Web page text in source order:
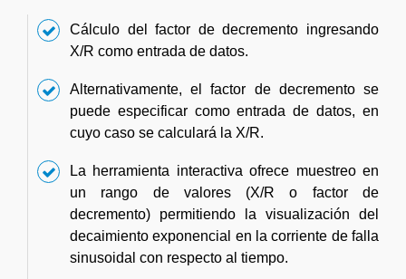
Cálculo del factor de decremento ingresando
X/R como entrada de datos.
Alternativamente, el factor de decremento se
puede especificar como entrada de datos, en
cuyo caso se calculará la X/R.
La herramienta interactiva ofrece muestreo en
un rango de valores (X/R o factor de
decremento) permitiendo la visualización del
decaimiento exponencial en la corriente de falla
sinusoidal con respecto al tiempo.